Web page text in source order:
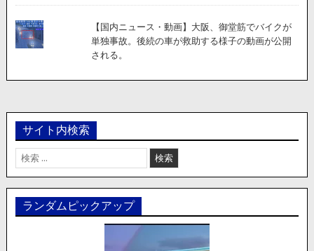
【国内ニュース・動画】大阪、御堂筋でバイクが
単独事故。後続の車が救助する様子の動画が公開
される。
サイト内検索
検
索:
ランダムピックアップ